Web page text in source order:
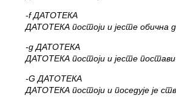
-f ДАТОТЕКА
ДАТОТЕКА постоји и јесте обична
-g ДАТОТЕКА
ДАТОТЕКА постоји и јесте
-G ДАТОТЕКА
ДАТОТЕКА постоји и поседује је